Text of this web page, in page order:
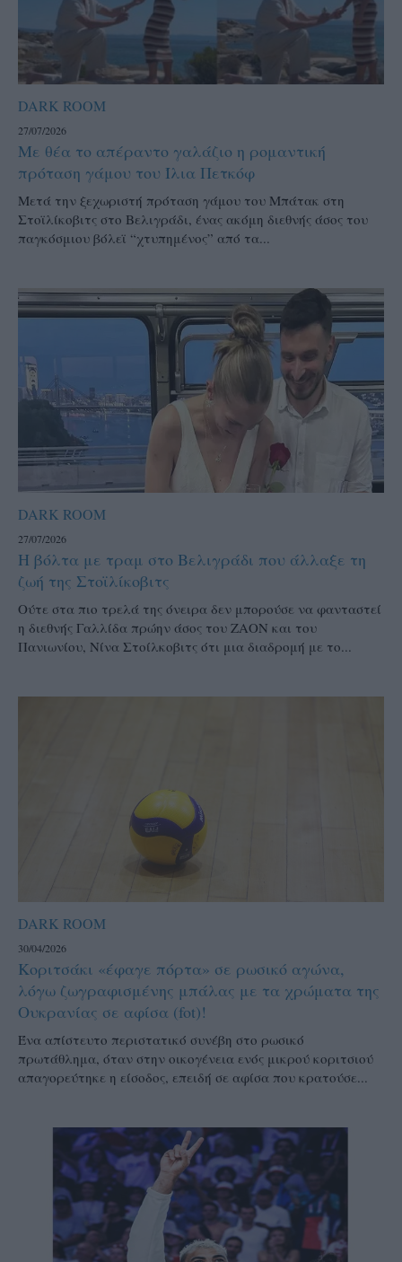
DARK ROOM
27/07/2026
Με θέα το απέραντο γαλάζιο η ρομαντική
πρόταση γάμου του Ίλια Πετκόφ
Μετά την ξεχωριστή πρόταση γάμου του Μπάτακ στη
Στοϊλίκοβιτς στο Βελιγράδι, ένας ακόμη διεθνής άσος του
παγκόσμιου βόλεϊ “χτυπημένος” από τα...
DARK ROOM
27/07/2026
Η βόλτα με τραμ στο Βελιγράδι που άλλαξε τη
ζωή της Στοϊλίκοβιτς
Ούτε στα πιο τρελά της όνειρα δεν μπορούσε να φανταστεί
η διεθνής Γαλλίδα πρώην άσος του ΖΑΟΝ και του
Πανιωνίου, Νίνα Στοίλκοβιτς ότι μια διαδρομή με το...
DARK ROOM
30/04/2026
Κοριτσάκι «έφαγε πόρτα» σε ρωσικό αγώνα,
λόγω ζωγραφισμένης μπάλας με τα χρώματα της
Ουκρανίας σε αφίσα (fot)!
Ένα απίστευτο περιστατικό συνέβη στο ρωσικό
πρωτάθλημα, όταν στην οικογένεια ενός μικρού κοριτσιού
απαγορεύτηκε η είσοδος, επειδή σε αφίσα που κρατούσε...